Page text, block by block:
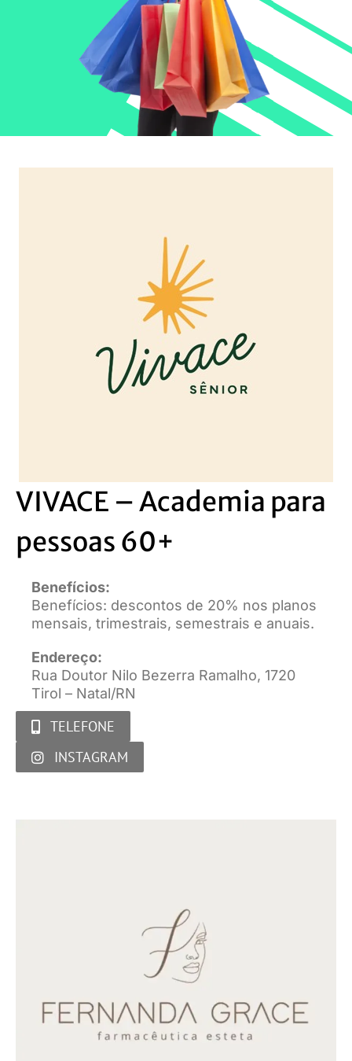
VIVACE – Academia para
pessoas 60+
Benefícios:
Benefícios: descontos de 20% nos planos
mensais, trimestrais, semestrais e anuais.
Endereço:
Rua Doutor Nilo Bezerra Ramalho, 1720
Tirol – Natal/RN
TELEFONE
INSTAGRAM